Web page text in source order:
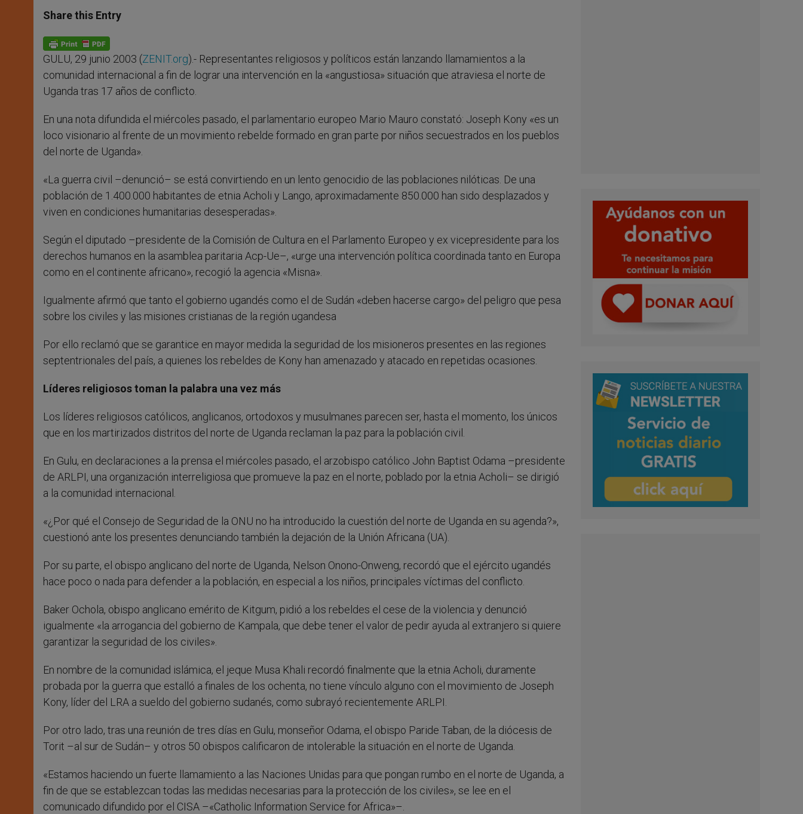
t
s
p
p
s
e
g
e
r
e
b
o
k
Share this Entry
GULU, 29 junio 2003 (ZENIT.org).- Representantes religiosos y políticos están lanzando llamamientos a la
comunidad internacional a fin de lograr una intervención en la «angustiosa» situación que atraviesa el norte de
Uganda tras 17 años de conflicto.
En una nota difundida el miércoles pasado, el parlamentario europeo Mario Mauro constató: Joseph Kony «es un
loco visionario al frente de un movimiento rebelde formado en gran parte por niños secuestrados en los pueblos
del norte de Uganda».
«La guerra civil –denunció– se está convirtiendo en un lento genocidio de las poblaciones nilóticas. De una
población de 1.400.000 habitantes de etnia Acholi y Lango, aproximadamente 850.000 han sido desplazados y
viven en condiciones humanitarias desesperadas».
Según el diputado –presidente de la Comisión de Cultura en el Parlamento Europeo y ex vicepresidente para los
derechos humanos en la asamblea paritaria Acp-Ue–, «urge una intervención política coordinada tanto en Europa
como en el continente africano», recogió la agencia «Misna».
Igualmente afirmó que tanto el gobierno ugandés como el de Sudán «deben hacerse cargo» del peligro que pesa
sobre los civiles y las misiones cristianas de la región ugandesa
Por ello reclamó que se garantice en mayor medida la seguridad de los misioneros presentes en las regiones
septentrionales del país, a quienes los rebeldes de Kony han amenazado y atacado en repetidas ocasiones.
Líderes religiosos toman la palabra una vez más
Los líderes religiosos católicos, anglicanos, ortodoxos y musulmanes parecen ser, hasta el momento, los únicos
que en los martirizados distritos del norte de Uganda reclaman la paz para la población civil.
En Gulu, en declaraciones a la prensa el miércoles pasado, el arzobispo católico John Baptist Odama –presidente
de ARLPI, una organización interreligiosa que promueve la paz en el norte, poblado por la etnia Acholi– se dirigió
a la comunidad internacional.
«¿Por qué el Consejo de Seguridad de la ONU no ha introducido la cuestión del norte de Uganda en su agenda?»,
cuestionó ante los presentes denunciando también la dejación de la Unión Africana (UA).
Por su parte, el obispo anglicano del norte de Uganda, Nelson Onono-Onweng, recordó que el ejército ugandés
hace poco o nada para defender a la población, en especial a los niños, principales víctimas del conflicto.
Baker Ochola, obispo anglicano emérito de Kitgum, pidió a los rebeldes el cese de la violencia y denunció
igualmente «la arrogancia del gobierno de Kampala, que debe tener el valor de pedir ayuda al extranjero si quiere
garantizar la seguridad de los civiles».
En nombre de la comunidad islámica, el jeque Musa Khali recordó finalmente que la etnia Acholi, duramente
probada por la guerra que estalló a finales de los ochenta, no tiene vínculo alguno con el movimiento de Joseph
Kony, líder del LRA a sueldo del gobierno sudanés, como subrayó recientemente ARLPI.
Por otro lado, tras una reunión de tres días en Gulu, monseñor Odama, el obispo Paride Taban, de la diócesis de
Torit –al sur de Sudán– y otros 50 obispos calificaron de intolerable la situación en el norte de Uganda.
«Estamos haciendo un fuerte llamamiento a las Naciones Unidas para que pongan rumbo en el norte de Uganda, a
fin de que se establezcan todas las medidas necesarias para la protección de los civiles», se lee en el
comunicado difundido por el CISA –«Catholic Information Service for Africa»–.